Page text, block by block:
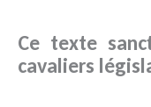
Ce texte
cavaliers